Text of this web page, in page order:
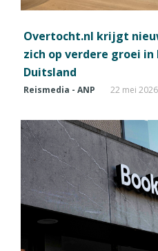
Overtocht.nl krijgt
zich op verdere groei
Duitsland
Reismedia - ANP 22 mei 2026